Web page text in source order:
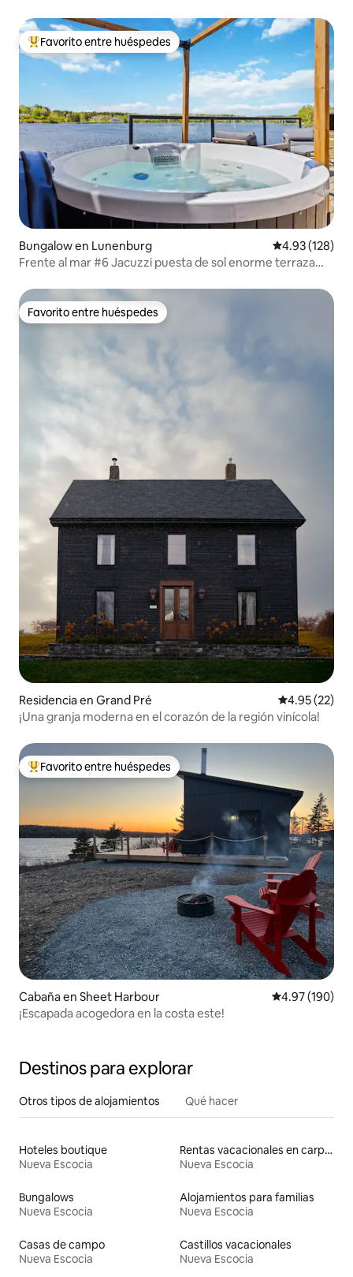
De los mejores en Favorito entre huéspedes
Favorito entre huéspedes
Bungalow en Lunenburg Calificación
4.93 (128)
Frente al mar #6 Jacuzzi puesta de sol enorme terraza
Favorito entre huéspedes
Favorito entre huéspedes
Residencia en Grand Pré Calificación
4.95 (22)
¡Una granja moderna en el corazón de la región vinícola!
De los mejores en Favorito entre huéspedes
Favorito entre huéspedes
Cabaña en Sheet Harbour Calificación
4.97 (190)
¡Escapada acogedora en la costa este!
Destinos para explorar
Otros tipos de alojamientos Qué hacer
Hoteles boutique
Nueva Escocia
Rentas vacacionales en carpas
Nueva Escocia
Bungalows
Nueva Escocia
Alojamientos para familias
Nueva Escocia
Casas de campo
Nueva Escocia
Castillos vacacionales
Nueva Escocia